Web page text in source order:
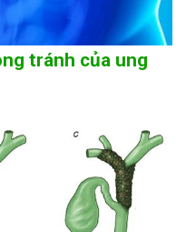
tránh của ung